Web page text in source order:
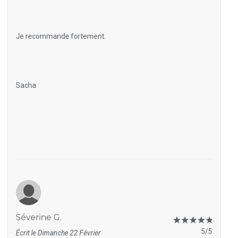
Je recommande fortement.
Sacha
Séverine G.
Écrit le Dimanche 22 Février
5/5